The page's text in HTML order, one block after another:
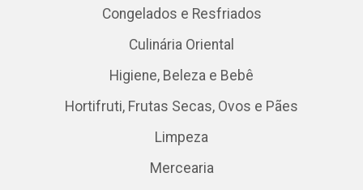
Congelados e Resfriados
Culinária Oriental
Higiene, Beleza e Bebê
Hortifruti, Frutas Secas, Ovos e Pães
Limpeza
Mercearia